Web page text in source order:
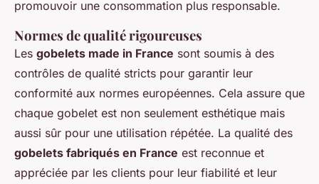
promouvoir une consommation plus responsable.
Normes de qualité rigoureuses
Les gobelets made in France sont soumis à des
contrôles de qualité stricts pour garantir leur
conformité aux normes européennes. Cela assure que
chaque gobelet est non seulement esthétique mais
aussi sûr pour une utilisation répétée. La qualité des
gobelets fabriqués en France est reconnue et
appréciée par les clients pour leur fiabilité et leur